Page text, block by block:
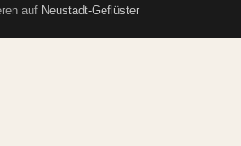
auf Neustadt-Geflüster